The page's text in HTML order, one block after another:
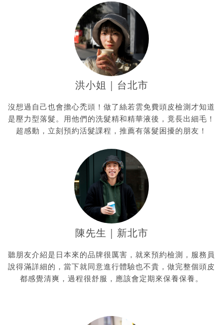
洪小姐｜台北市
沒想過自己也會擔心禿頭！做了絲若雲免費頭皮檢測才知道
是壓力型落髮。用他們的洗髮精和精華液後，竟長出細毛！
超感動，立刻預約活髮課程，推薦有落髮困擾的朋友！
陳先生｜新北市
聽朋友介紹是日本來的品牌很厲害，就來預約檢測，服務員
說得滿詳細的，當下就同意進行體驗也不貴，做完整個頭皮
都感覺清爽，過程很舒服，應該會定期來保養保養。